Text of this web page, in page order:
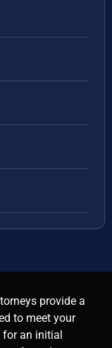
provide a
to meet your
for an initial